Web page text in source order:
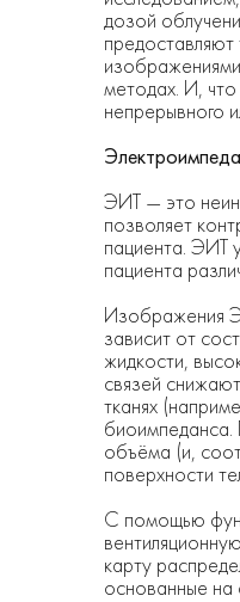
дозой
методах. И,
непрерывного
ЭИТ — это
позволяет
пациента. ЭИТ
пациента
Изображения
зависит от
жидкости,
связей
тканях
биоимпеданса.
объёма (и,
поверхности
С помощью
карту
основанные на